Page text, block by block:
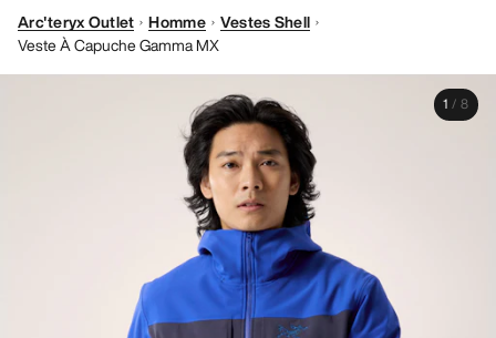
FEMME
Arc'teryx Outlet Homme
Vestes Shell
Veste À Capuche Gamma MX
1 / 8